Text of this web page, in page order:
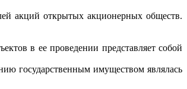
акций открытых акционерных обществ.
в ее проведении представляет собой
государственным имуществом являлась